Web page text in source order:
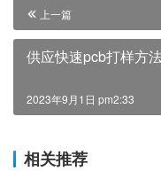
上一篇
供应快速pcb打样方
2023年9月1日 pm2:33
相关推荐